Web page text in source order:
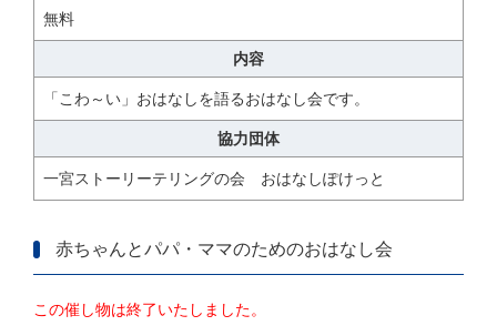
無料
内容
「こわ～い」おはなしを語るおはなし会です。
協力団体
一宮ストーリーテリングの会 おはなしぽけっと
赤ちゃんとパパ・ママのためのおはなし会
この催し物は終了いたしました。